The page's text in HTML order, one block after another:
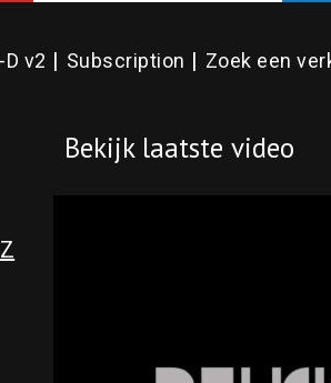
D v2 Subscription Zoek een
Bekijk laatste video